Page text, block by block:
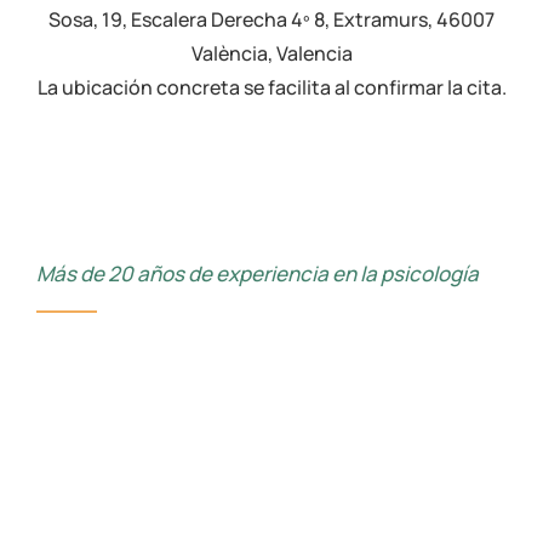
Sosa, 19, Escalera Derecha 4º 8, Extramurs, 46007
València, Valencia
La ubicación concreta se facilita al confirmar la cita.
Más de 20 años de experiencia en la psicología